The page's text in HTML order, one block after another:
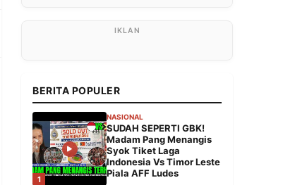
BERITA POPULER
1
NASIONAL
SUDAH SEPERTI GBK!
Madam Pang Menangis
Syok Tiket Laga
Indonesia Vs Timor Leste
Piala AFF Ludes